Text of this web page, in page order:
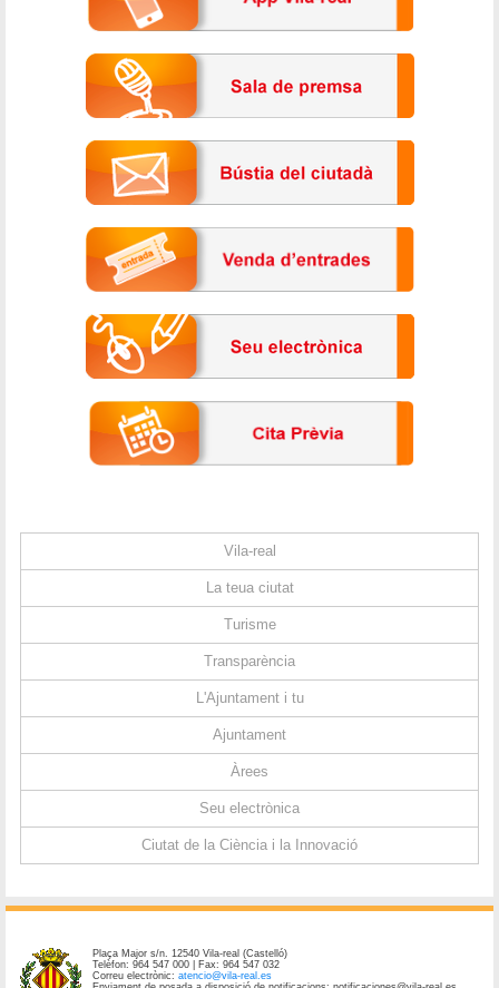
Vila-real
La teua ciutat
Turisme
Transparència
L'Ajuntament i tu
Ajuntament
Àrees
Seu electrònica
Ciutat de la Ciència i la Innovació
Plaça Major s/n. 12540 Vila-real (Castelló)
Telèfon: 964 547 000 | Fax: 964 547 032
Correu electrònic:atencio@vila-real.es